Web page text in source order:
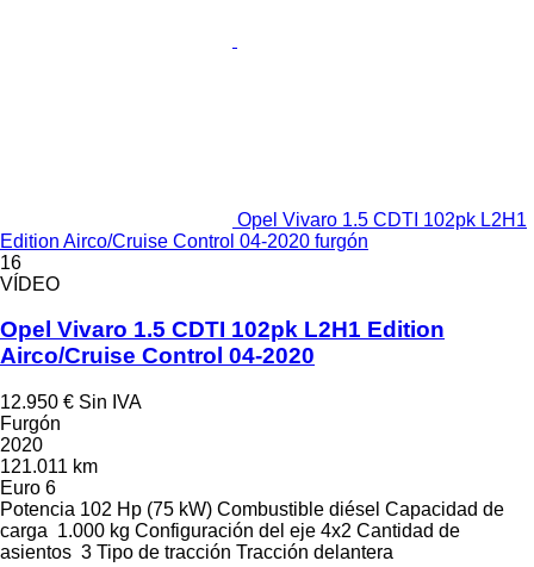
Opel Vivaro 1.5 CDTI 102pk L2H1
Edition Airco/Cruise Control 04-2020 furgón
16
VÍDEO
Opel Vivaro 1.5 CDTI 102pk L2H1 Edition
Airco/Cruise Control 04-2020
12.950 € Sin IVA
Furgón
2020
121.011 km
Euro 6
Potencia 102 Hp (75 kW) Combustible diésel Capacidad de
carga 1.000 kg Configuración del eje 4x2 Cantidad de
asientos 3 Tipo de tracción Tracción delantera